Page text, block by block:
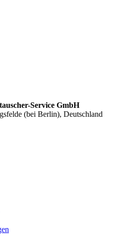
Service GmbH
(bei Berlin), Deutschland